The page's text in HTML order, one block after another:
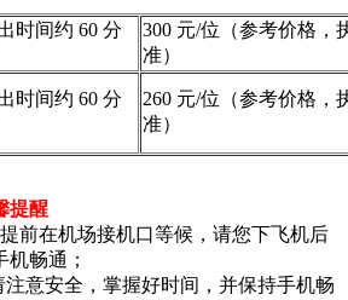
时间约 60 分
300 元/位（参考价格，
准）
时间约 60 分
260 元/位（参考价格，
准）
提醒
前在机场接机口等候，请您下飞机后
畅通；
意安全，掌握好时间，并保持手机畅